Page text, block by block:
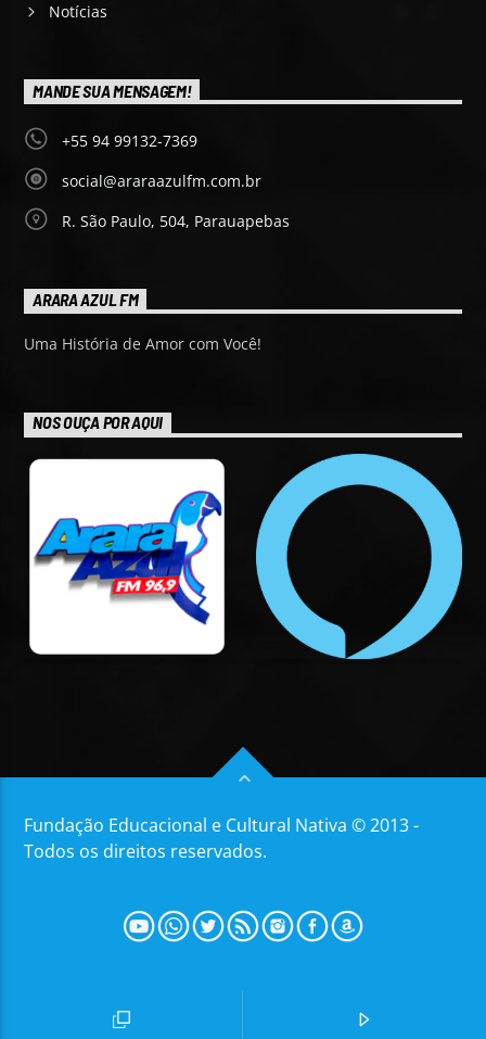
Notícias
MANDE SUA MENSAGEM!
+55 94 99132-7369
social@araraazulfm.com.br
R. São Paulo, 504, Parauapebas
ARARA AZUL FM
Uma História de Amor com Você!
NOS OUÇA POR AQUI
Fundação Educacional e Cultural Nativa © 2013 -
Todos os direitos reservados.